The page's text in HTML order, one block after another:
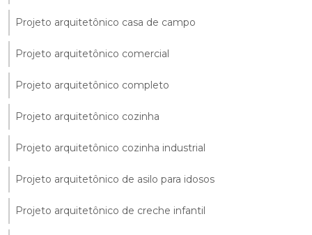
Projeto arquitetônico casa de campo
Projeto arquitetônico comercial
Projeto arquitetônico completo
Projeto arquitetônico cozinha
Projeto arquitetônico cozinha industrial
Projeto arquitetônico de asilo para idosos
Projeto arquitetônico de creche infantil